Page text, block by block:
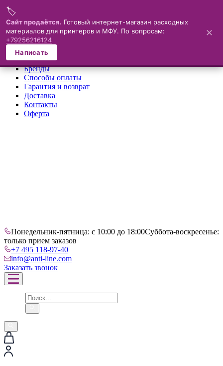
Меню
×
О компании
Каталог
Бренды
Способы оплаты
Гарантия и возврат
Доставка
Контакты
Оферта
Понедельник-пятница: с 10:00 до 18:00Суббота-воскресенье:
только прием заказов
+7 495 118-97-40
info@anti-line.com
Заказать звонок
🏷️
Сайт продаётся. Готовый интернет-магазин расходных
материалов для принтеров и МФУ. По вопросам:
+79256216124
Написать
✕